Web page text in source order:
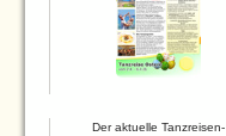
Der aktuelle Tanzreisen-